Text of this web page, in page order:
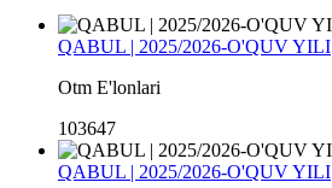
QABUL | 2025/2026-O'QUV YILI
Otm E'lonlari
103647
QABUL | 2025/2026-O'QUV YILI